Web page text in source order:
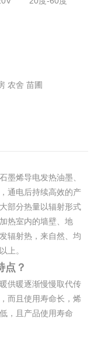
农舍 苗圃
墨烯导电发热油墨、
通电后持续高效的产
部分热量以辐射形式
热室内的墙壁、地
辐射热，来自然、均
上。
点？
供暖逐渐慢慢取代传
而且使用寿命长，烯
，且产品使用寿命